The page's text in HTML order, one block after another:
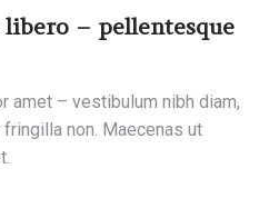
libero – pellentesque
amet – vestibulum nibh diam,
non. Maecenas ut